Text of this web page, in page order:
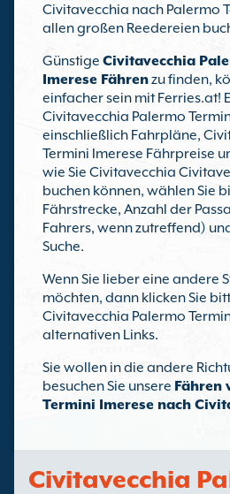
Civitavecchia nach Palermo
allen großen Reedereien
Günstige Civitavecchia
Imerese Fährenzu finden,
einfacher sein mit Ferries.at!
Civitavecchia Palermo
einschließlich Fahrpläne,
Termini Imerese Fährpreise
wie Sie Civitavecchia
buchen können, wählen Sie
Fährstrecke, Anzahl der
Fahrers, wenn zutreffend)
Suche.
Wenn Sie lieber eine andere
möchten, dann klicken Sie
Civitavecchia Palermo
alternativen Links.
Sie wollen in die andere
besuchen Sie unsere Fähren
Termini Imerese nach
Civitavecchia